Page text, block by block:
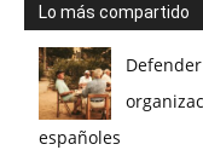
Lo más compartido
españoles